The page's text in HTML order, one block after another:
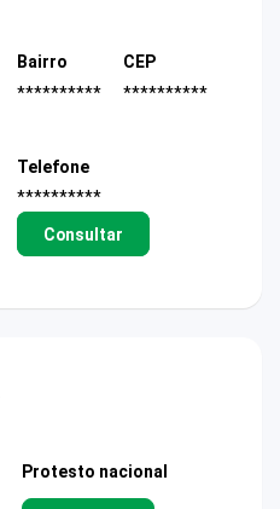
Bairro
**********
CEP
**********
Telefone
**********
Consultar
Protesto nacional